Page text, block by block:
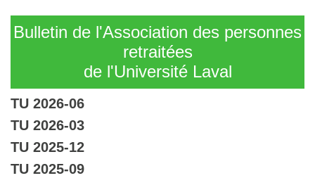
Bulletin de l'Association des personnes
retraitées
de l'Université Laval
TU 2026-06
TU 2026-03
TU 2025-12
TU 2025-09